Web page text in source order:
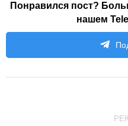
Понравился пост?
нашем